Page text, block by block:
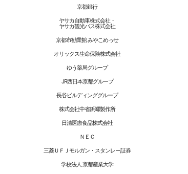
京都銀行
ヤサカ自動車株式会社・
ヤサカ観光バス株式会社
京都市勧業館 みやこめっせ
オリックス生命保険株式会社
ゆう薬局グループ
JR西日本京都グループ
長谷ビルディンググループ
株式会社中省鋲螺製作所
日清医療食品株式会社
ＮＥＣ
三菱ＵＦＪモルガン・スタンレー証券
学校法人 京都産業大学